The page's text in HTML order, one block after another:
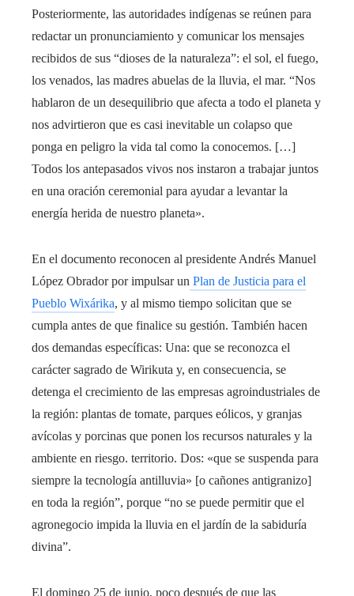
Posteriormente, las autoridades indígenas se reúnen para
redactar un pronunciamiento y comunicar los mensajes
recibidos de sus “dioses de la naturaleza”: el sol, el fuego,
los venados, las madres abuelas de la lluvia, el mar. “Nos
hablaron de un desequilibrio que afecta a todo el planeta y
nos advirtieron que es casi inevitable un colapso que
ponga en peligro la vida tal como la conocemos. […]
Todos los antepasados ​​vivos nos instaron a trabajar juntos
en una oración ceremonial para ayudar a levantar la
energía herida de nuestro planeta».
En el documento reconocen al presidente Andrés Manuel
López Obrador por impulsar un Plan de Justicia para el
Pueblo Wixárika, y al mismo tiempo solicitan que se
cumpla antes de que finalice su gestión. También hacen
dos demandas específicas: Una: que se reconozca el
carácter sagrado de Wirikuta y, en consecuencia, se
detenga el crecimiento de las empresas agroindustriales de
la región: plantas de tomate, parques eólicos, y granjas
avícolas y porcinas que ponen los recursos naturales y la
ambiente en riesgo. territorio. Dos: «que se suspenda para
siempre la tecnología antilluvia» [o cañones antigranizo]
en toda la región”, porque “no se puede permitir que el
agronegocio impida la lluvia en el jardín de la sabiduría
divina”.
El domingo 25 de junio, poco después de que las